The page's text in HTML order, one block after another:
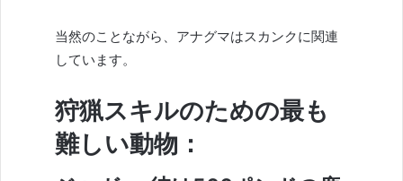
当然のことながら、アナグマはスカンクに関連
しています。
狩猟スキルのための最も
難しい動物：